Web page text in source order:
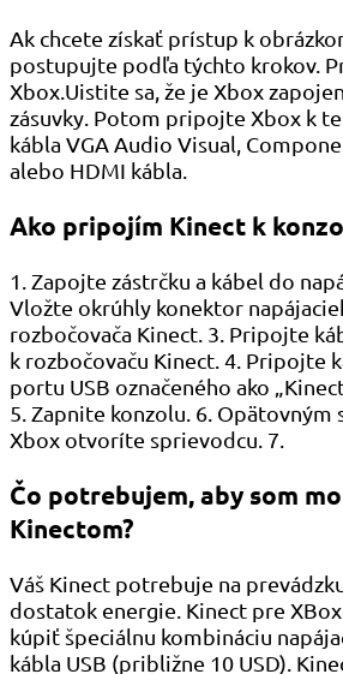
Ak chcete získať prístup k
postupujte podľa týchto krokov.
Xbox.Uistite sa, že je Xbox
zásuvky. Potom pripojte Xbox k
kábla VGA Audio Visual,
alebo HDMI kábla.
Ako pripojím Kinect k
1. Zapojte zástrčku a kábel do
Vložte okrúhly konektor
rozbočovača Kinect. 3. Pripojte
k rozbočovaču Kinect. 4. Pripojte
portu USB označeného ako
5. Zapnite konzolu. 6. Opätovným
Xbox otvoríte sprievodcu. 7.
Čo potrebujem, aby som
Kinectom?
Váš Kinect potrebuje na
dostatok energie. Kinect pre
kúpiť špeciálnu kombináciu
kábla USB (približne 10 USD).